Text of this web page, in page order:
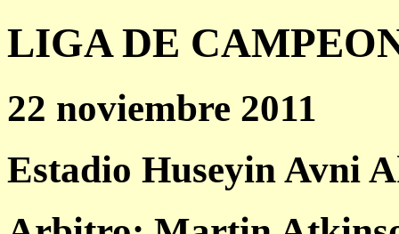
LIGA DE
22 noviembre 2011
Estadio Huseyin Avni